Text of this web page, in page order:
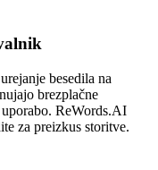
besedila na
brezplačne
ReWords.AI
za preizkus storitve.